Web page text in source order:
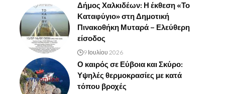
Δήμος Χαλκιδέων: Η έκθεση «Το
Καταφύγιο» στη Δημοτική
Πινακοθήκη Μυταρά – Ελεύθερη
είσοδος
9 Ιουλίου 2026
Ο καιρός σε Εύβοια και Σκύρο:
Υψηλές θερμοκρασίες με κατά
τόπου βροχές